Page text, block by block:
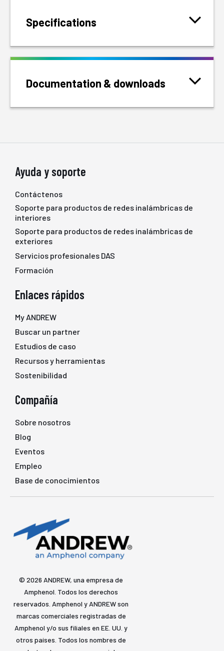
Specifications
Documentation & downloads
Ayuda y soporte
Contáctenos
Soporte para productos de redes inalámbricas de
interiores
Soporte para productos de redes inalámbricas de
exteriores
Servicios profesionales DAS
Formación
Enlaces rápidos
My ANDREW
Buscar un partner
Estudios de caso
Recursos y herramientas
Sostenibilidad
Compañía
Sobre nosotros
Blog
Eventos
Empleo
Base de conocimientos
© 2026 ANDREW, una empresa de
Amphenol. Todos los derechos
reservados. Amphenol y ANDREW son
marcas comerciales registradas de
Amphenol y/o sus filiales en EE. UU. y
otros países. Todos los nombres de